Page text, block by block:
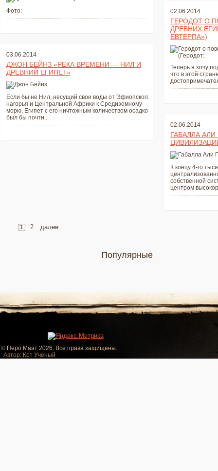
Фото:
03.06.2014
ДЖОН БЕЙНЗ «РЕКА ВРЕМЕНИ — НИЛ И
ДРЕВНИЙ ЕГИПЕТ»
Если бы не Нил, несущий свои воды от Эфиопского
нагорья и Центральной Африки к Средиземному
морю, Египет с его ничтожным количеством осадков
был бы почти...
02.06.2014
ГЕРОДОТ О
ДРЕВНИХ
ЕВТЕРПА»)
Теперь я хочу
что в этой
02.06.2014
ГАБАЛЛА АЛИ
К концу 4-го
собственной
центром
1 2 далее
Популярные
© Перо Маат 2026. Все права защищены.
Автор: Кот Учёный